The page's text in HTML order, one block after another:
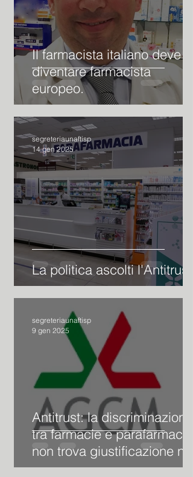
Il farmacista italiano deve
diventare farmacista
europeo.
La politica ascolti l'Antitrust
segreteriaunaftisp
14 gen 2025
Antitrust: la discriminazione
tra farmacie e parafarmacie
non trova giustificazione nel
vigente quadro normativo
segreteriaunaftisp
9 gen 2025